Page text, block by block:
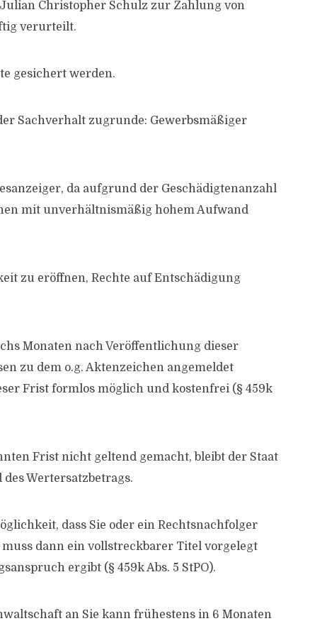
Christopher Schulz zur Zahlung von
verurteilt.
gesichert werden.
Sachverhalt zugrunde: Gewerbsmäßiger
da aufgrund der Geschädigtenanzahl
mit unverhältnismäßig hohem Aufwand
zu eröffnen, Rechte auf Entschädigung
Monaten nach Veröffentlichung dieser
zu dem o.g. Aktenzeichen angemeldet
Frist formlos möglich und kostenfrei (§ 459k
Frist nicht geltend gemacht, bleibt der Staat
Wertersatzbetrags.
dass Sie oder ein Rechtsnachfolger
dann ein vollstreckbarer Titel vorgelegt
ergibt (§ 459k Abs. 5 StPO).
an Sie kann frühestens in 6 Monaten